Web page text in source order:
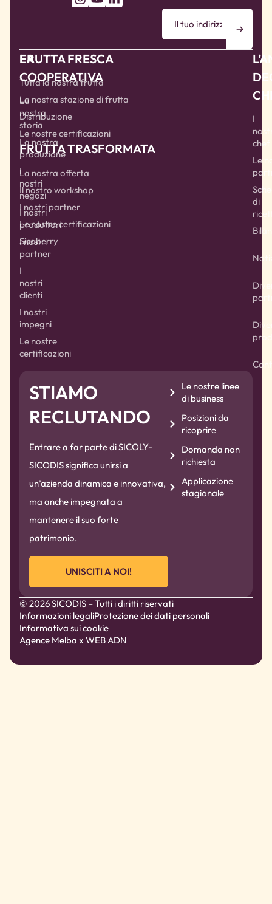
LA
COOPERATIVA
La
nostra
storia
La nostra
produzione
I
nostri
negozi
I nostri
produttori
I nostri
partner
I
nostri
clienti
I nostri
impegni
Le nostre
certificazioni
FRUTTA FRESCA
Tutta la nostra frutta
La nostra stazione di frutta
Distribuzione
Le nostre certificazioni
FRUTTA TRASFORMATA
La nostra offerta
Il nostro workshop
I nostri partner
Le nostre certificazioni
Sicoberry
I
chef
Le
di
STIAMO
RECLUTANDO
Entrare a far parte di SICOLY-
SICODIS significa unirsi a
un’azienda dinamica e innovativa,
ma anche impegnata a
mantenere il suo forte
patrimonio.
UNISCITI A NOI!
Le nostre linee
di business
Posizioni da
ricoprire
Domanda non
richiesta
Applicazione
stagionale
© 2026 SICODIS – Tutti i diritti riservati
Informazioni legaliProtezione dei dati personali
Informativa sui cookie
Agence Melba x WEB ADN